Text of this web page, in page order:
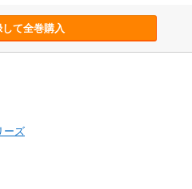
て全巻購入
ーズ